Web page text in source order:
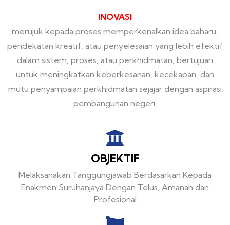
INOVASI
merujuk kepada proses memperkenalkan idea baharu,
pendekatan kreatif, atau penyelesaian yang lebih efektif
dalam sistem, proses, atau perkhidmatan, bertujuan
untuk meningkatkan keberkesanan, kecekapan, dan
mutu penyampaian perkhidmatan sejajar dengan aspirasi
pembangunan negeri.
OBJEKTIF
Melaksanakan Tanggungjawab Berdasarkan Kepada
Enakmen Suruhanjaya Dengan Telus, Amanah dan
Profesional